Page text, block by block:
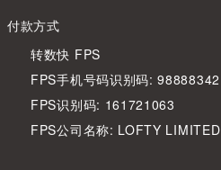
付款方式
转数快 FPS
FPS手机号码识别码: 98888342
FPS识别码: 161721063
FPS公司名称: LOFTY LIMITED